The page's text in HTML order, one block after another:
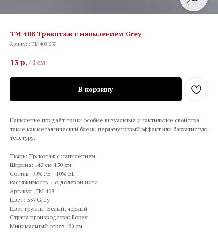
TM 408 Трикотаж с напылением Grey
Артикул:TM 408.557
13р./ 1 см
В корзину
Напыление придаёт ткани особые визуальные и тактильные свойства,
такие как металлический блеск, перламутровый эффект или бархатистую
текстуру.
Ткань: Трикотаж с напылением
Ширина: 140 см-150 см
Состав: 90% PE - 10% EL
Растяжимость: По долевой нити
Артикул: TM 408
Цвет: 557 Grey
Цвет группы: Белый, черный
Страна производства: Корея
Минимальный отрез: 20 см.